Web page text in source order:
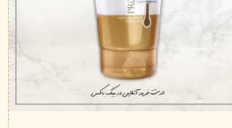
میکاپ رز
شال کوین
اوک شاین
سون کوئین
ساین اسکین